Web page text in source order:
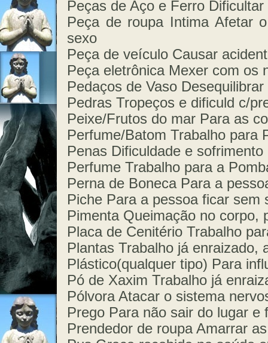
Peças de Aço e Ferro
Peça de roupa Intima Afetar
sexo
Peça de veículo Causar
Peça eletrônica Mexer com os
Pedaços de Vaso
Pedras Tropeços e dificuld c/
Peixe/Frutos do mar Para as
Perfume/Batom Trabalho para
Penas Dificuldade e
Perfume Trabalho para a
Perna de Boneca Para a
Piche Para a pessoa ficar sem
Pimenta Queimação no corpo,
Placa de Cenitério Trabalho
Plantas Trabalho já enraizado,
Plástico(qualquer tipo) Para
Pó de Xaxim Trabalho já
Pólvora Atacar o sistema
Prego Para não sair do lugar e
Prendedor de roupa Amarrar